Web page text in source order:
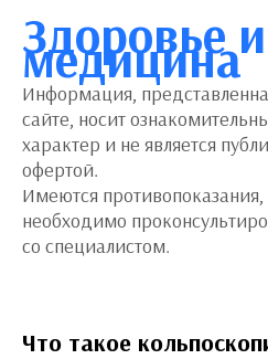
Здоровье и
медицина
Информация,
сайте, носит
характер и не является
офертой.
Имеются противопоказания,
необходимо
со специалистом.
Что такое